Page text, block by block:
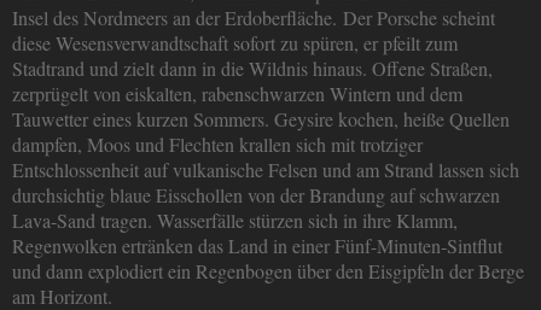
Insel des Nordmeers an der Erdoberfläche. Der Porsche scheint
diese Wesensverwandtschaft sofort zu spüren, er pfeilt zum
Stadtrand und zielt dann in die Wildnis hinaus. Offene Straßen,
zerprügelt von eiskalten, rabenschwarzen Wintern und dem
Tauwetter eines kurzen Sommers. Geysire kochen, heiße Quellen
dampfen, Moos und Flechten krallen sich mit trotziger
Entschlossenheit auf vulkanische Felsen und am Strand lassen sich
durchsichtig blaue Eisschollen von der Brandung auf schwarzen
Lava-Sand tragen. Wasserfälle stürzen sich in ihre Klamm,
Regenwolken ertränken das Land in einer Fünf-Minuten-Sintflut
und dann explodiert ein Regenbogen über den Eisgipfeln der Berge
am Horizont.